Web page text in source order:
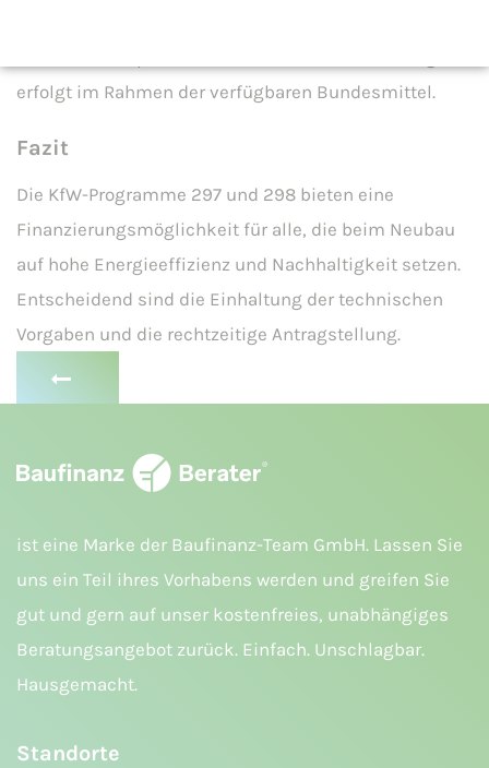
erfolgt im Rahmen der verfügbaren Bundesmittel.
Fazit
Die KfW-Programme 297 und 298 bieten eine
Finanzierungsmöglichkeit für alle, die beim Neubau
auf hohe Energieeffizienz und Nachhaltigkeit setzen.
Entscheidend sind die Einhaltung der technischen
Vorgaben und die rechtzeitige Antragstellung.
ist eine Marke der Baufinanz-Team GmbH. Lassen Sie
uns ein Teil ihres Vorhabens werden und greifen Sie
gut und gern auf unser kostenfreies, unabhängiges
Beratungsangebot zurück. Einfach. Unschlagbar.
Hausgemacht.
Standorte